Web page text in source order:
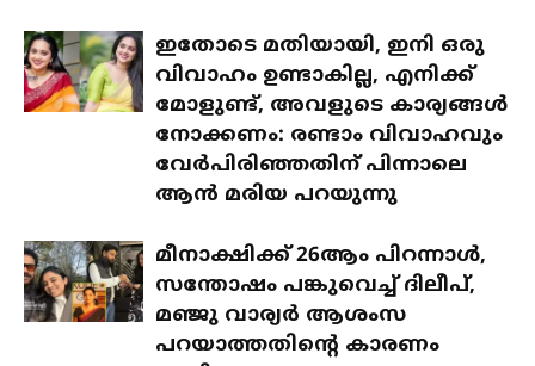
ഇതോടെ മതിയായി, ഇനി ഒരു
വിവാഹം ഉണ്ടാകില്ല, എനിക്ക്
മോളുണ്ട്, അവളുടെ കാര്യങ്ങൾ
നോക്കണം: രണ്ടാം വിവാഹവും
വേർപിരിഞ്ഞതിന് പിന്നാലെ
ആൻ മരിയ പറയുന്നു
മീനാക്ഷിക്ക് 26ആം പിറന്നാൾ,
സന്തോഷം പങ്കുവെച്ച് ദിലീപ്,
മഞ്ജു വാര്യർ ആശംസ
പറയാത്തതിന്റെ കാരണം